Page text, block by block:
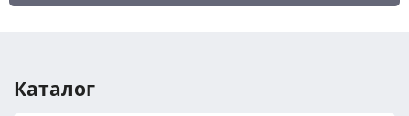
Год авто
Каталог